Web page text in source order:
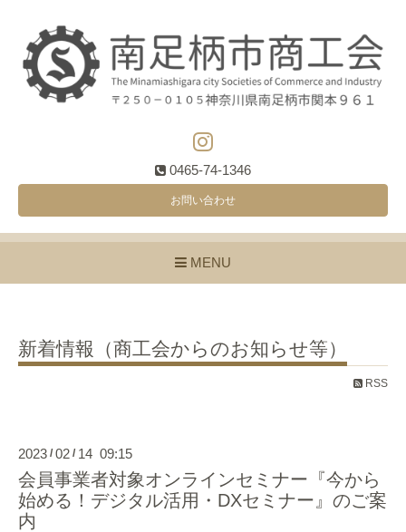
0465-74-1346
お問い合わせ
MENU
新着情報（商工会からのお知らせ等）
RSS
2023 / 02 / 14 09:15
会員事業者対象オンラインセミナー『今から
始める！デジタル活用・DXセミナー』のご案
内